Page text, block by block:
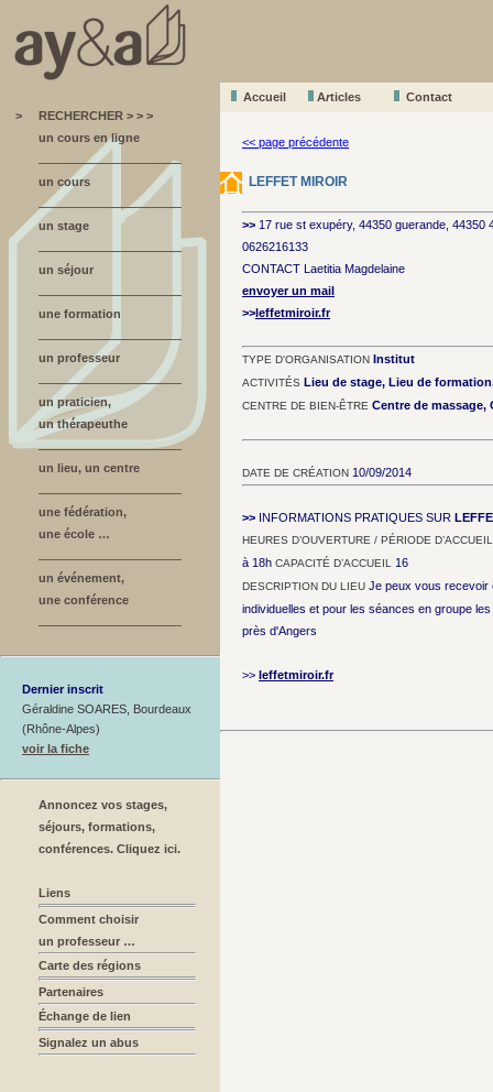
Accueil Articles
Contact
>
RECHERCHER > > >
un cours en ligne
un cours
un stage
un séjour
une formation
un professeur
un praticien,
un thérapeuthe
un lieu, un centre
une fédération,
une école …
un événement,
une conférence
Dernier inscrit
Géraldine SOARES, Bourdeaux
(Rhône-Alpes)
voir la fiche
Annoncez vos stages,
séjours, formations,
conférences. Cliquez ici.
Liens
Comment choisir
un professeur …
Carte des régions
Partenaires
Échange de lien
Signalez un abus
<< page précédente
LEFFET MIROIR
>> 17 rue st exupéry, 44350 guerande, 44350
0626216133
CONTACT Laetitia Magdelaine
envoyer un mail
>>leffetmiroir.fr
TYPE D'ORGANISATION Institut
ACTIVITÉS Lieu de stage, Lieu de
CENTRE DE BIEN-ÊTRE Centre de massage,
DATE DE CRÉATION 10/09/2014
>> INFORMATIONS PRATIQUES SUR
HEURES D’OUVERTURE / PÉRIODE D’ACCUEIL
à 18h CAPACITÉ D’ACCUEIL 16
DESCRIPTION DU LIEU Je peux vous recevoir
individuelles et pour les séances en groupe
près d'Angers
>> leffetmiroir.fr